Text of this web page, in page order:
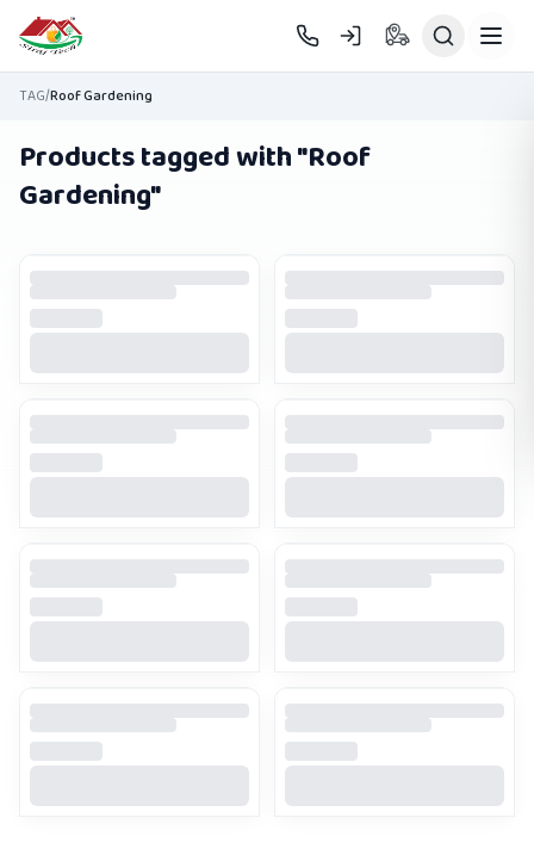
Skip to main content
TAG/Roof Gardening
Products tagged with "Roof
Gardening"